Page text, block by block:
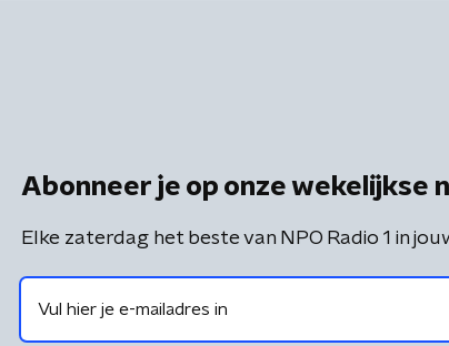
Abonneer je op onze wekelijkse
Elke zaterdag het beste van NPO Radio 1 in